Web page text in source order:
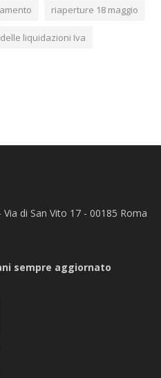
riaperture 18 maggio
liquidazioni Iva
di San Vito 17 - 00185 Roma
sempre aggiornato